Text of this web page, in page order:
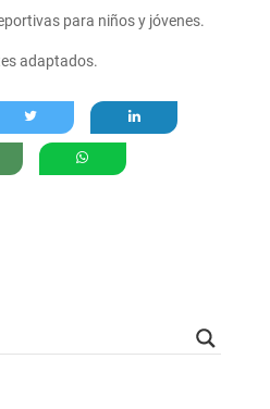
para niños y jóvenes.
adaptados.